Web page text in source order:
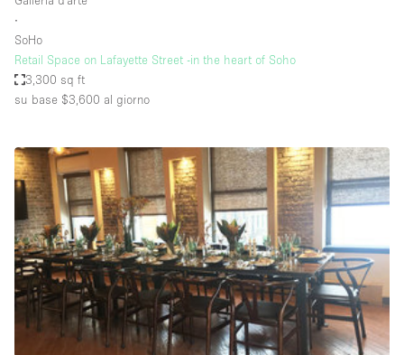
Sala riunioni
Salone
Spazio hall
Spazio per Eventi
Spazio pubblicitario
Spazio unico
Stand / Bancarella
Stand / Chiosco / Stand
Studio fotografico / riprese
∙
SoHo
Retail Space on Lafayette Street -in the heart of Soho
3,300 sq ft
su base $3,600 al giorno